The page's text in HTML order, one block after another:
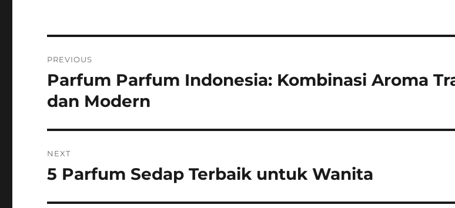
navigation
PREVIOUS
Previous
post:
Parfum Parfum Indonesia: Kombinasi Aroma
dan Modern
NEXT
Next
5 Parfum Sedap Terbaik untuk Wanita